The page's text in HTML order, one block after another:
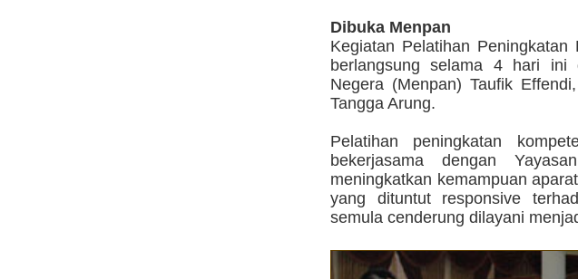
Dibuka Menpan
Kegiatan Pelatihan
berlangsung selama 4 hari ini
Negera (Menpan) Taufik
Tangga Arung.
Pelatihan peningkatan
bekerjasama dengan
meningkatkan kemampuan
yang dituntut responsive
semula cenderung dilayani